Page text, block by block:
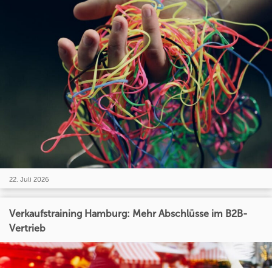
22. Juli 2026
Verkaufstraining Hamburg: Mehr Abschlüsse im B2B-
Vertrieb